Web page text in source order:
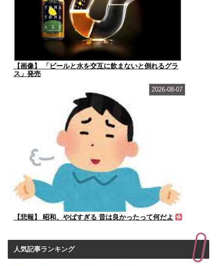
【画像】 「ビールと水を交互に飲まないと倒れるグラ
ス」発売
【悲報】 昭和、やばすぎる 昔は良かったって何だよ
2026-08-07
人気記事ランキング